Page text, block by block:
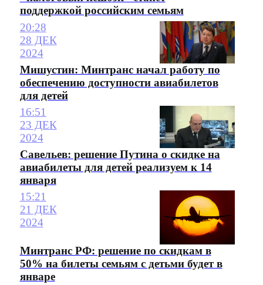
поддержкой российским семьям
20:28
28 ДЕК
2024
Мишустин: Минтранс начал работу по
обеспечению доступности авиабилетов
для детей
16:51
23 ДЕК
2024
Савельев: решение Путина о скидке на
авиабилеты для детей реализуем к 14
января
15:21
21 ДЕК
2024
Минтранс РФ: решение по скидкам в
50% на билеты семьям с детьми будет в
январе